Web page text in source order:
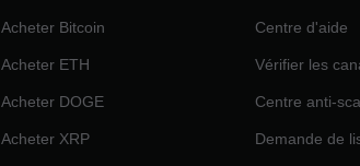
Acheter Bitcoin
Acheter ETH
Acheter DOGE
Acheter XRP
Centre d'aide
Vérifier les
Centre anti-
Demande de